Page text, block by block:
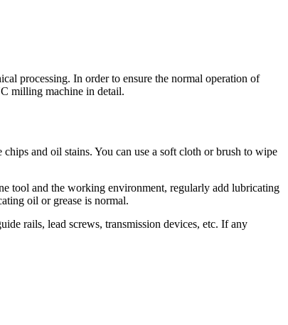
processing. In order to ensure the normal operation of
milling machine in detail.
and oil stains. You can use a soft cloth or brush to wipe
tool and the working environment, regularly add lubricating
oil or grease is normal.
rails, lead screws, transmission devices, etc. If any